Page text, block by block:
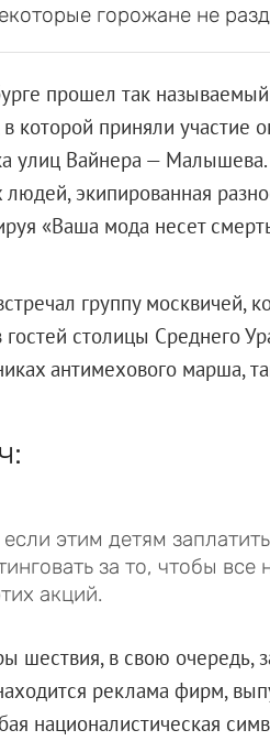
горожане не
прошел так
которой приняли участие
улиц Вайнера —
экипированная
«Ваша мода несет
группу москвичей,
столицы Среднего
антимехового марша,
этим детям
за то, чтобы
акций.
шествия, в свою очередь,
реклама фирм,
националистическая